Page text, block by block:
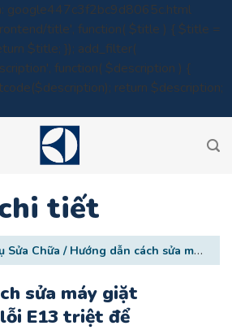
google447c3f2bc9d8065c.html
title', function( $title ) { $title =
$title; }); add_filter(
function( $description ) {
return $description;
tiết
Sửa Chữa / Hướng dẫn cách sửa máy giặt electrolux bị lỗi E13 triệt để
sửa máy giặt
E13 triệt để